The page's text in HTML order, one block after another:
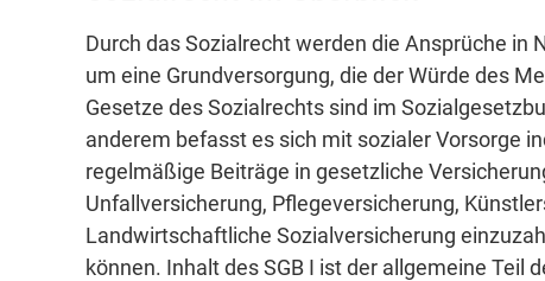
Durch das Sozialrecht werden die Ansprüche in
um eine Grundversorgung, die der Würde des
Gesetze des Sozialrechts sind im
anderem befasst es sich mit sozialer Vorsorge
regelmäßige Beiträge in gesetzliche
Unfallversicherung, Pflegeversicherung,
Landwirtschaftliche Sozialversicherung
können. Inhalt des SGB I ist der allgemeine Teil